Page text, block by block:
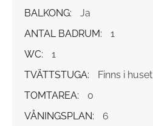
BALKONG:
Ja
ANTAL BADRUM:
1
WC:
1
TVÄTTSTUGA:
Finns i huset
TOMTAREA:
0
VÅNINGSPLAN:
6